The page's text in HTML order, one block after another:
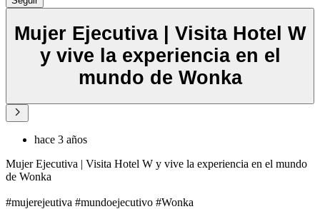
Mujer Ejecutiva | Visita Hotel W
y vive la experiencia en el
mundo de Wonka
hace 3 años
Mujer Ejecutiva | Visita Hotel W y vive la experiencia en el mundo
de Wonka
#mujerejeutiva #mundoejecutivo #Wonka